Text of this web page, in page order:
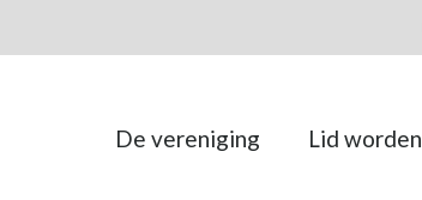
De vereniging Lid worden